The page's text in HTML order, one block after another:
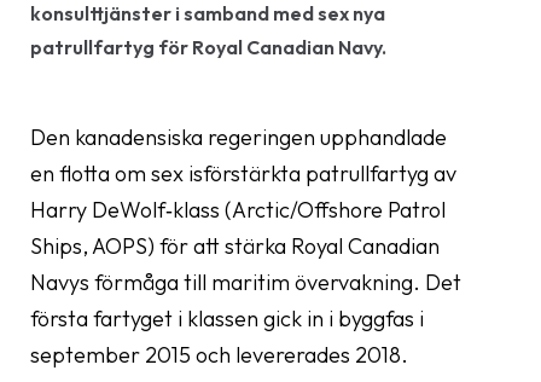
konsulttjänster i samband med sex nya
patrullfartyg för Royal Canadian Navy.
Den kanadensiska regeringen upphandlade
en flotta om sex isförstärkta patrullfartyg av
Harry DeWolf‑klass (Arctic/Offshore Patrol
Ships, AOPS) för att stärka Royal Canadian
Navys förmåga till maritim övervakning. Det
första fartyget i klassen gick in i byggfas i
september 2015 och levererades 2018.